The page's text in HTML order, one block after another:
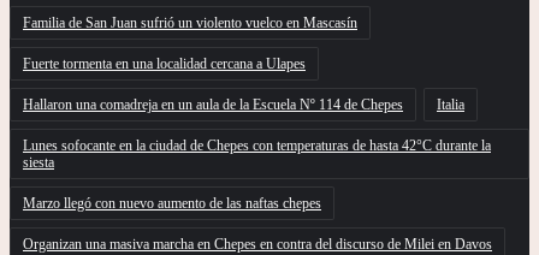
Familia de San Juan sufrió un violento vuelco en Mascasín
Fuerte tormenta en una localidad cercana a Ulapes
Hallaron una comadreja en un aula de la Escuela Nº 114 de Chepes Italia
Lunes sofocante en la ciudad de Chepes con temperaturas de hasta 42°C durante la
siesta
Marzo llegó con nuevo aumento de las naftas chepes
Organizan una masiva marcha en Chepes en contra del discurso de Milei en Davos